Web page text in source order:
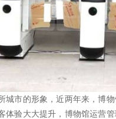
城市的形象，近两年来，博
体验大大提升，博物馆运营